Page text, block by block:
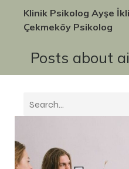
Klinik Psikolog Ayşe
Çekmeköy Psikolog
Posts about